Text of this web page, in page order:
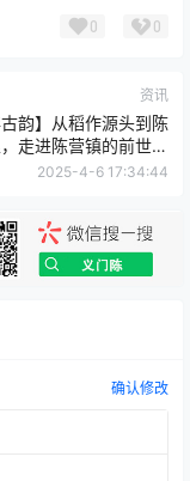
0 0
资讯
古韵】从稻作源头到陈
走进陈营镇的前世今
生
2025-4-6 17:34:44
确认修改